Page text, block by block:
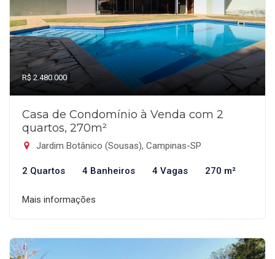
R$ 2.480.000
Casa de Condomínio à Venda com 2
quartos, 270m²
Jardim Botânico (Sousas), Campinas-SP
2 Quartos 4 Banheiros 4 Vagas 270 m²
Mais informações